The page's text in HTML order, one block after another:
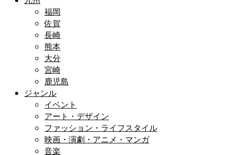
福岡
佐賀
長崎
熊本
大分
宮崎
鹿児島
ジャンル
イベント
アート・デザイン
ファッション・ライフスタイル
映画・演劇・アニメ・マンガ
音楽